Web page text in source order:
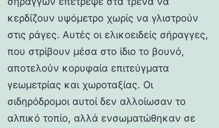
κερδίζουν υψόμετρο χωρίς να γλιστρούν
στις ράγες. Αυτές οι ελικοειδείς σήραγγες,
που στρίβουν μέσα στο ίδιο το βουνό,
αποτελούν κορυφαία επιτεύγματα
γεωμετρίας και χωροταξίας. Οι
σιδηρόδρομοι αυτοί δεν αλλοίωσαν το
αλπικό τοπίο, αλλά ενσωματώθηκαν σε